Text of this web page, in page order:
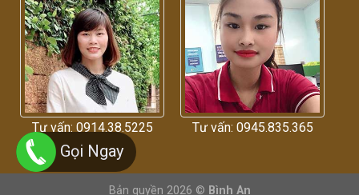
Tư vấn: 0914.38.5225 Tư vấn: 0945.835.365
Bản quyền 2026 © Bình An
Gọi Ngay